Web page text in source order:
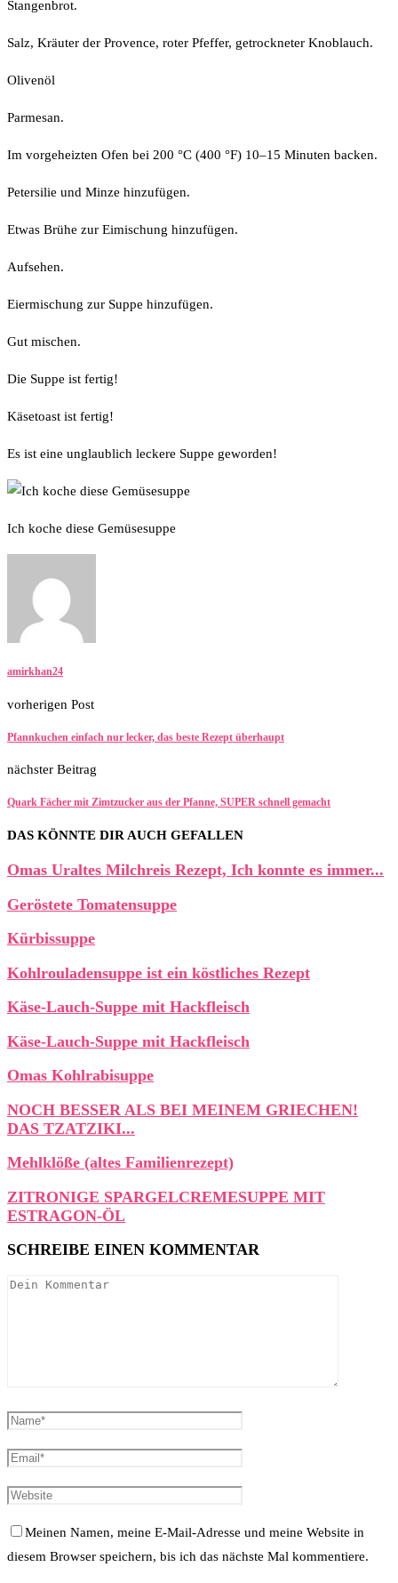
Stangenbrot.
Salz, Kräuter der Provence, roter Pfeffer, getrockneter Knoblauch.
Olivenöl
Parmesan.
Im vorgeheizten Ofen bei 200 °C (400 °F) 10–15 Minuten backen.
Petersilie und Minze hinzufügen.
Etwas Brühe zur Eimischung hinzufügen.
Aufsehen.
Eiermischung zur Suppe hinzufügen.
Gut mischen.
Die Suppe ist fertig!
Käsetoast ist fertig!
Es ist eine unglaublich leckere Suppe geworden!
Ich koche diese Gemüsesuppe
amirkhan24
vorherigen Post
Pfannkuchen einfach nur lecker, das beste Rezept überhaupt
nächster Beitrag
Quark Fächer mit Zimtzucker aus der Pfanne, SUPER schnell gemacht
DAS KÖNNTE DIR AUCH GEFALLEN
Omas Uraltes Milchreis Rezept, Ich konnte es immer...
Geröstete Tomatensuppe
Kürbissuppe
Kohlrouladensuppe ist ein köstliches Rezept
Käse-Lauch-Suppe mit Hackfleisch
Käse-Lauch-Suppe mit Hackfleisch
Omas Kohlrabisuppe
NOCH BESSER ALS BEI MEINEM GRIECHEN!
DAS TZATZIKI...
Mehlklöße (altes Familienrezept)
ZITRONIGE SPARGELCREMESUPPE MIT
ESTRAGON-ÖL
SCHREIBE EINEN KOMMENTAR
Meinen Namen, meine E-Mail-Adresse und meine Website in
diesem Browser speichern, bis ich das nächste Mal kommentiere.